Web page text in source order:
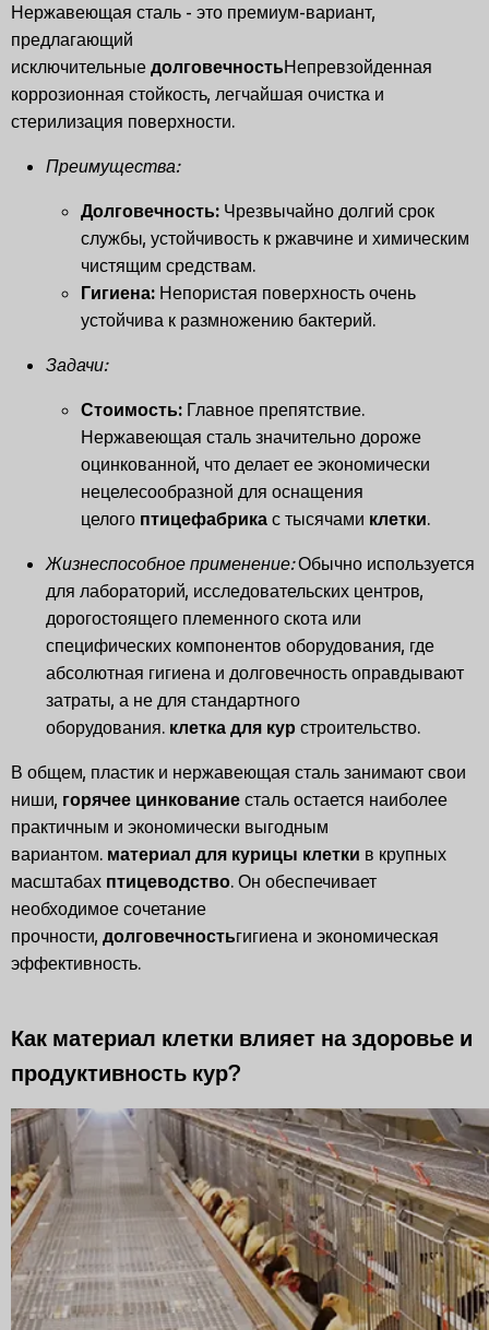
Нержавеющая сталь - это премиум-вариант,
предлагающий
исключительные долговечностьНепревзойденная
коррозионная стойкость, легчайшая очистка и
стерилизация поверхности.
Преимущества:
Долговечность: Чрезвычайно долгий срок
службы, устойчивость к ржавчине и химическим
чистящим средствам.
Гигиена: Непористая поверхность очень
устойчива к размножению бактерий.
Задачи:
Стоимость: Главное препятствие.
Нержавеющая сталь значительно дороже
оцинкованной, что делает ее экономически
нецелесообразной для оснащения
целого птицефабрика с тысячами клетки.
Жизнеспособное применение:Обычно используется
для лабораторий, исследовательских центров,
дорогостоящего племенного скота или
специфических компонентов оборудования, где
абсолютная гигиена и долговечность оправдывают
затраты, а не для стандартного
оборудования. клетка для кур строительство.
В общем, пластик и нержавеющая сталь занимают свои
ниши, горячее цинкование сталь остается наиболее
практичным и экономически выгодным
вариантом. материал для курицы клетки в крупных
масштабах птицеводство. Он обеспечивает
необходимое сочетание
прочности, долговечностьгигиена и экономическая
эффективность.
Как материал клетки влияет на здоровье и
продуктивность кур?